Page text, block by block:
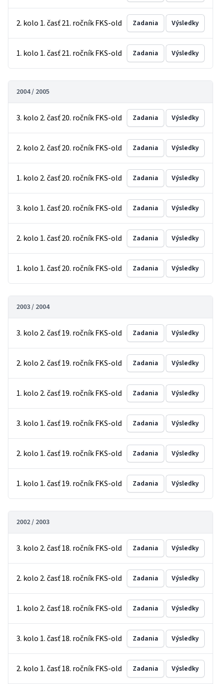
2. kolo 1. časť 21. ročník FKS-old Zadania Výsledky
1. kolo 1. časť 21. ročník FKS-old Zadania Výsledky
2004 / 2005
3. kolo 2. časť 20. ročník FKS-old Zadania Výsledky
2. kolo 2. časť 20. ročník FKS-old Zadania Výsledky
1. kolo 2. časť 20. ročník FKS-old Zadania Výsledky
3. kolo 1. časť 20. ročník FKS-old Zadania Výsledky
2. kolo 1. časť 20. ročník FKS-old Zadania Výsledky
1. kolo 1. časť 20. ročník FKS-old Zadania Výsledky
2003 / 2004
3. kolo 2. časť 19. ročník FKS-old Zadania Výsledky
2. kolo 2. časť 19. ročník FKS-old Zadania Výsledky
1. kolo 2. časť 19. ročník FKS-old Zadania Výsledky
3. kolo 1. časť 19. ročník FKS-old Zadania Výsledky
2. kolo 1. časť 19. ročník FKS-old Zadania Výsledky
1. kolo 1. časť 19. ročník FKS-old Zadania Výsledky
2002 / 2003
3. kolo 2. časť 18. ročník FKS-old Zadania Výsledky
2. kolo 2. časť 18. ročník FKS-old Zadania Výsledky
1. kolo 2. časť 18. ročník FKS-old Zadania Výsledky
3. kolo 1. časť 18. ročník FKS-old Zadania Výsledky
2. kolo 1. časť 18. ročník FKS-old Zadania Výsledky